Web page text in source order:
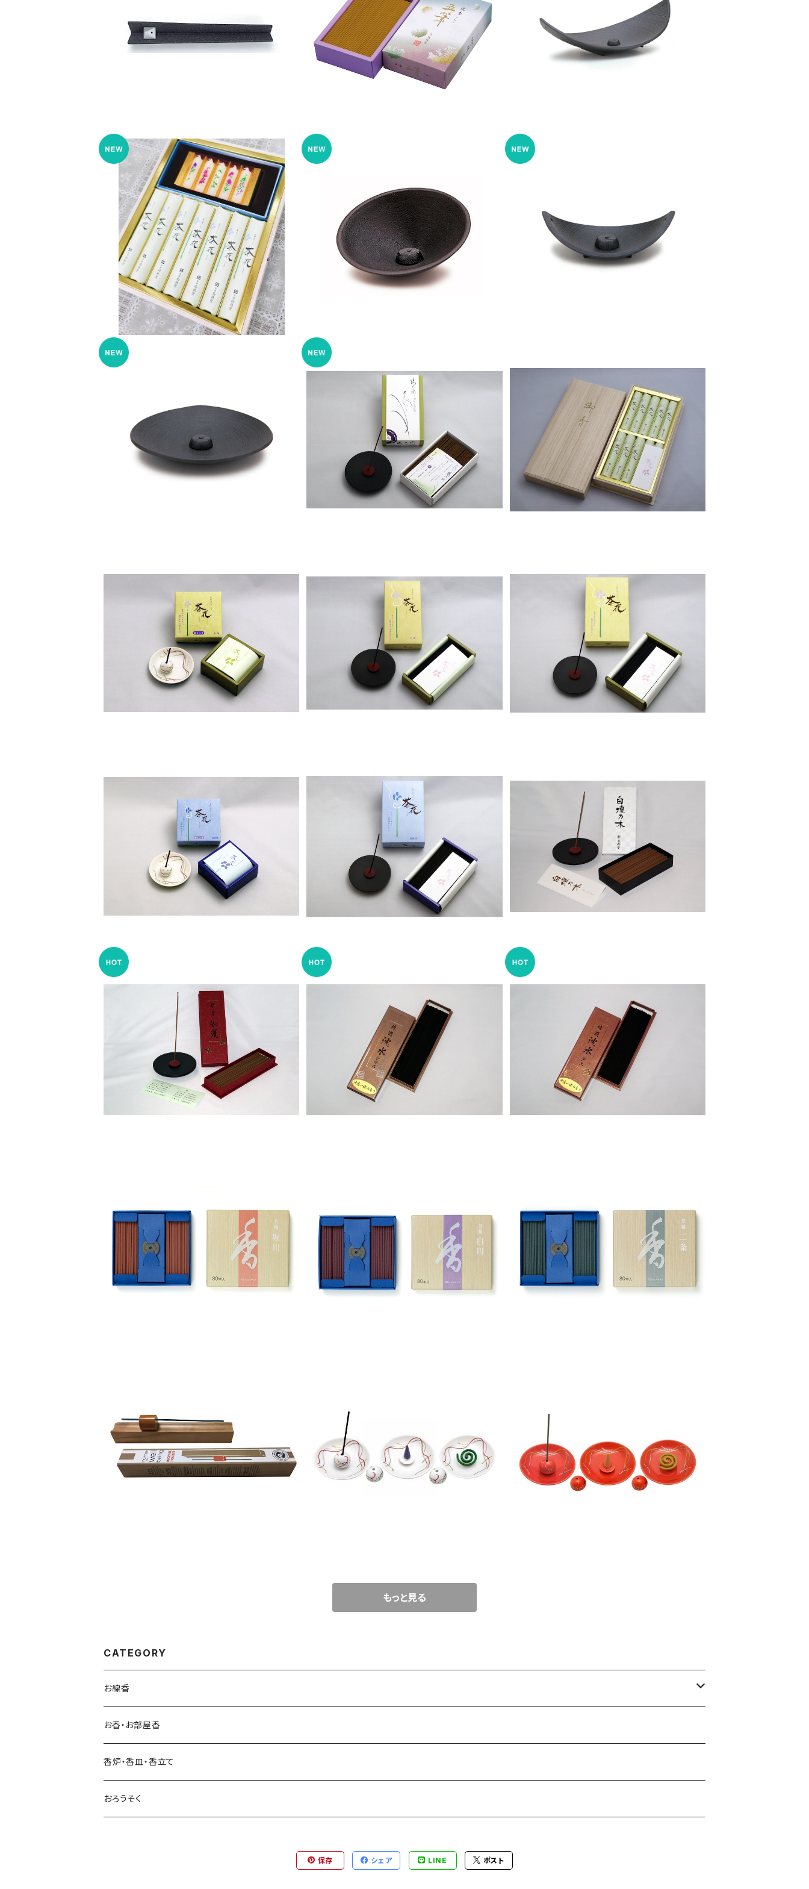
香皿 折型双六 – 山形鋳物
¥4,950
沈香 五筆 大バラ詰 – 精華堂
¥6,050
香皿 笹舟L – 山形鋳物
¥7,700
茶花少煙/蜜蝋夕霧 ２種桐箱(ご進物用)
¥4,400
香皿 ロッキングトレー – 山形鋳物
¥4,730
香皿 笹舟S – 山形鋳物
¥4,400
¥4,400
鶴乃橋 バラ詰 – 本岡宝寿堂
¥2,200
茶花 少煙 短寸10把入桐箱(ご進物用) –
尚林堂
¥3,300
茶花 少煙 超ミニ寸バラ詰 – 尚林堂
¥660
茶花 少煙 小バラ詰 – 尚林堂
¥660
茶花 少煙 大型バラ詰 – 尚林堂
¥1,100
茶花 超微煙 超ミニ寸バラ詰 – 尚林堂
¥660
茶花 超微煙 大型バラ詰 – 尚林堂
¥1,100
白檀乃木 - 天昇堂
¥1,320
銘香伽羅 – 精華堂
¥15,400
特選沈水シャム – 精華堂
¥11,000
特選沈水タニ – 精華堂
¥8,800
銘香芳輪 堀川 スティック80本入 – 松栄
銘香芳輪 白川 スティック80本入 – 松栄
¥2,420
銘香芳輪 二条 スティック80本入 – 松栄
ウェルビーイング ホルダー木製 【便利なイ
ンセンスホルダー】– 薫寿堂
¥1,980
香立付香皿 華かんざし（白妙） – 薫寿堂
¥1,430
香立付香皿 華かんざし（薄紅） – 薫寿堂
¥1,430
もっと見る
CATEGORY
お線香
ご進物
実用線香
長尺線香
お香・お部屋香
香炉・香皿・香立て
おろうそく
保存 シェア LINE ポスト